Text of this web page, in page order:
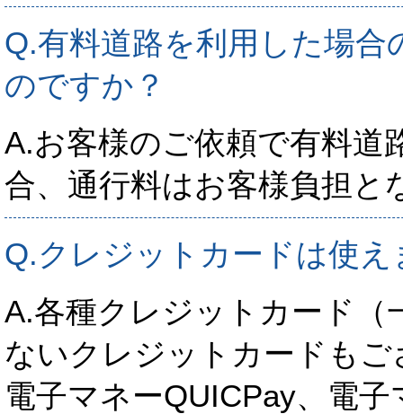
Q.有料道路を利用した場合
のですか？
A.お客様のご依頼で有料道
合、通行料はお客様負担と
Q.クレジットカードは使え
A.各種クレジットカード（
ないクレジットカードもご
電子マネーQUICPay、電